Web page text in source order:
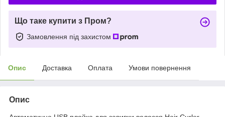
Що таке купити з Пром?
Замовлення під захистом
Опис Доставка Оплата Умови повернення
Опис